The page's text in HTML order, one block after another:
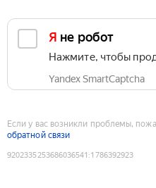
Я не робот
Нажмите, чтобы
Yandex SmartCaptcha
Если у вас возникли проблемы,
обратной связи
9202335253686036541 :1786392923